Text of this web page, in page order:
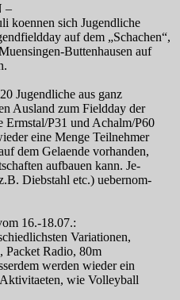
–
koennen sich Jugendliche
auf dem „Schachen“,
Buttenhausen auf
Jugendliche aus ganz
Ausland zum Fieldday der
Ermstal/P31 und Achalm/P60
eine Menge Teilnehmer
dem Gelaende vorhanden,
aufbauen kann. Je-
Diebstahl etc.) uebernom-
16.-18.07.:
Variationen,
Packet Radio, 80m
werden wieder ein
wie Volleyball